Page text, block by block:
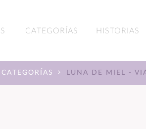
CATEGORÍAS HISTORIAS
CATEGORÍAS LUNA DE MIEL -